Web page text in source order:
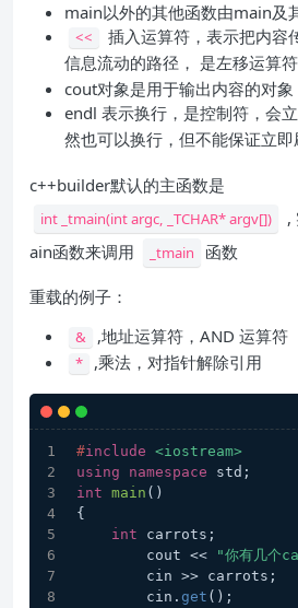
main以外的其他函数由main及
<<
插入运算符，表示把内容
信息流动的路径， 是左移运算符
cout对象是用于输出内容的对象
endl 表示换行，是控制符，会
然也可以换行，但不能保证立即
c++builder默认的主函数是
int _tmain(int argc, _TCHAR* argv[])
,
ain函数来调用
_tmain 函数
重载的例子：
& ,地址运算符，AND 运算符
* ,乘法，对指针解除引用
#include <iostream>
using
namespace std;
int main ()
{
int carrots;
	cout <<
"你有几个
	cin >> carrots;
	cin.
get ();